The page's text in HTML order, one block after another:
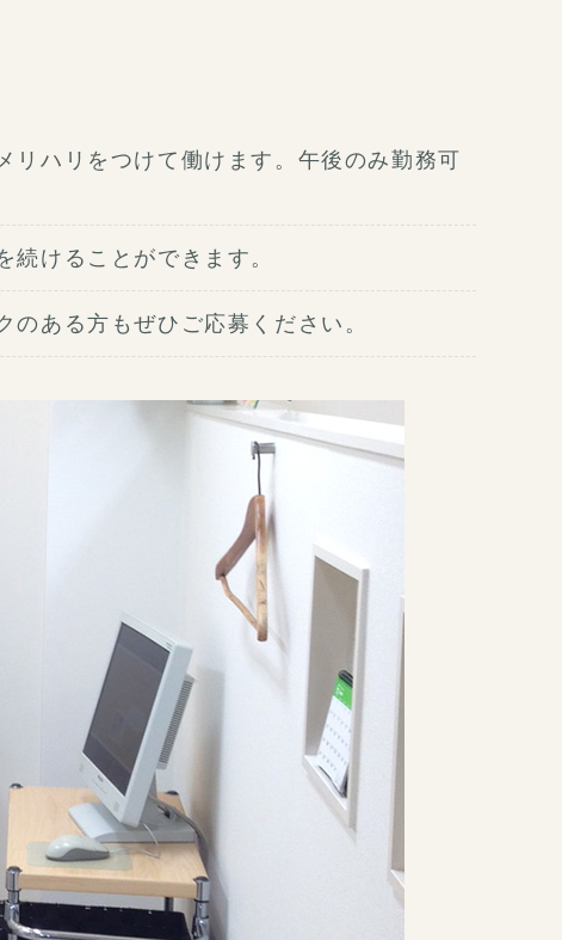
リハリをつけて働けます。午後のみ勤務可
けることができます。
ある方もぜひご応募ください。